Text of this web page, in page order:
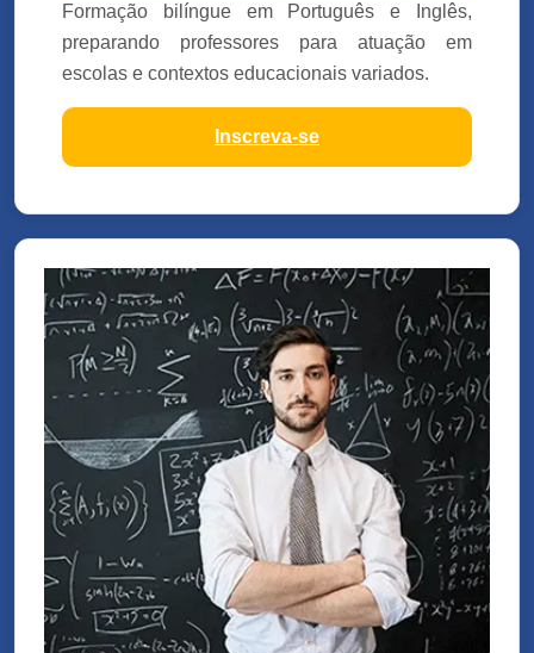
Formação bilíngue em Português e Inglês,
preparando professores para atuação em
escolas e contextos educacionais variados.
Inscreva-se